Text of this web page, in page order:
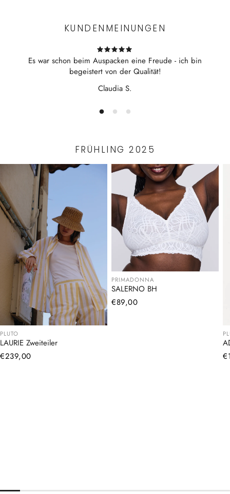
90 Zentimeter Länge
Bibi ist 167cm groß (90 - 65 - 95) und trägt Größe S
KUNDENMEINUNGEN
Es war schon beim Auspacken eine Freude - ich bin
begeistert von der Qualität!
Claudia S.
FRÜHLING 2025
PLUTO
LAURIE Zweiteiler
Normaler
€239,00
PRIMADONNA
SALERNO BH
Normaler
€89,00